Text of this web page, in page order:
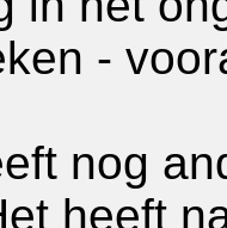
-
nog
heeft